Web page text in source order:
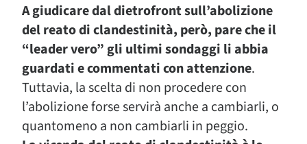
A giudicare dal dietrofront sull’abolizione
del reato di clandestinità, però, pare che il
“leader vero” gli ultimi sondaggi li abbia
guardati e commentati con attenzione.
Tuttavia, la scelta di non procedere con
l’abolizione forse servirà anche a cambiarli, o
quantomeno a non cambiarli in peggio.